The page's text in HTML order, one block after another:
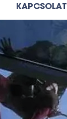
KAPCSOLAT